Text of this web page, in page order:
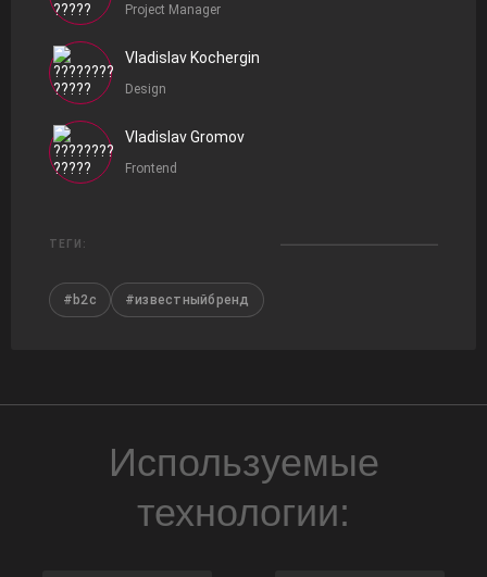
Project Manager
Vladislav Kochergin
Design
Vladislav Gromov
Frontend
ТЕГИ:
#b2c #известныйбренд
Используемые
технологии: